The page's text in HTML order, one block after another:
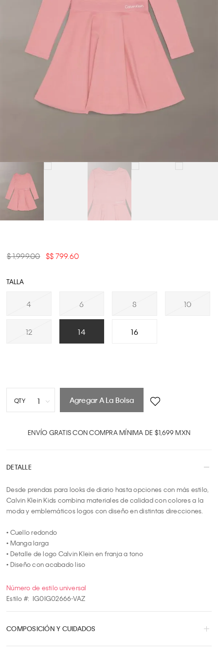
$ 1,999.00 $ 799.60
TALLA
4 6 8 10
12 14 16
QTY 1
5
7
10
Agregar A La Bolsa
ENVÍO GRATIS CON COMPRA MÍNIMA DE $1,699 MXN
DETALLE
Desde prendas para looks de diario hasta opciones con más estilo,
Calvin Klein Kids combina materiales de calidad con colores a la
moda y emblemáticos logos con diseño en distintas direcciones.
• Cuello redondo
• Manga larga
• Detalle de logo Calvin Klein en franja a tono
• Diseño con acabado liso
Número de estilo universal
Estilo #: IG0IG02666-VAZ
COMPOSICIÓN Y CUIDADOS